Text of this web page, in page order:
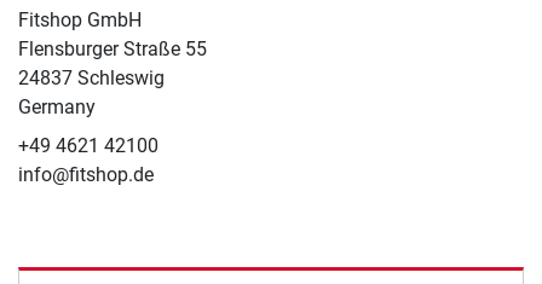
Fitshop GmbH
Flensburger Straße 55
24837 Schleswig
Germany
+49 4621 42100
info@fitshop.de